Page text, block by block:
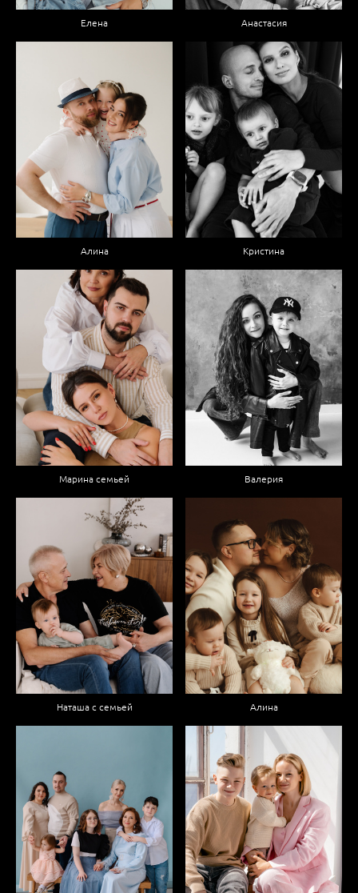
Елена Анастасия
Алина Кристина
Марина семьей Валерия
Наташа с семьей Алина